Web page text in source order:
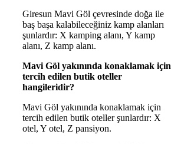
Giresun Mavi Göl çevresinde doğa ile
baş başa kalabileceğiniz kamp alanları
şunlardır: X kamping alanı, Y kamp
alanı, Z kamp alanı.
Mavi Göl yakınında konaklamak için
tercih edilen butik oteller
hangileridir?
Mavi Göl yakınında konaklamak için
tercih edilen butik oteller şunlardır: X
otel, Y otel, Z pansiyon.